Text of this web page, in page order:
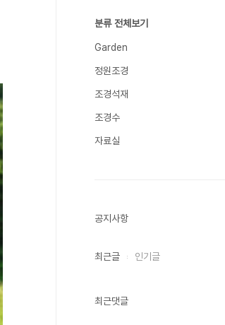
분류 전체보기
Garden
정원조경
조경석재
조경수
자료실
공지사항
최근글 인기글
최근댓글